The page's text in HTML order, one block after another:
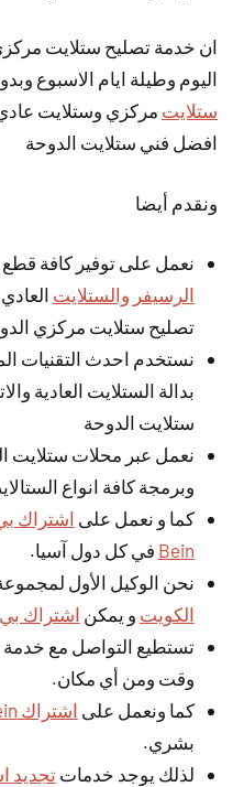
ان خدمة تصليح ستلايت
اليوم وطيلة ايام الاسبوع
ستلايت مركزي وستلايت
افضل فني ستلايت الدوحة
ونقدم أيضا
نعمل على توفير كافة قطع
الرسيفر والستلايت
تصليح ستلايت مركزي
نستخدم احدث التقنيات
بدالة الستلايت العادية
ستلايت الدوحة
نعمل عبر محلات ستلايت
وبرمجة كافة انواع
كما و نعمل على اشتراك
Bein في كل دول آسيا.
نحن الوكيل الأول
الكويت و يمكن اشتراك
تستطيع التواصل مع خدمة
وقت ومن أي مكان.
كما ونعمل على اشتراك Bein
بشري.
لذلك يوجد خدماتتجديد